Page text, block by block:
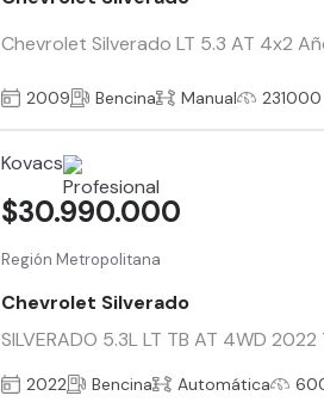
Chevrolet Silverado LT 5.3 AT 4x2
2009 Bencina Manual
Kovacs
Región Metropolitana
Chevrolet Silverado
SILVERADO 5.3L LT TB AT 4WD
$30.990.000
2022 Bencina Automática